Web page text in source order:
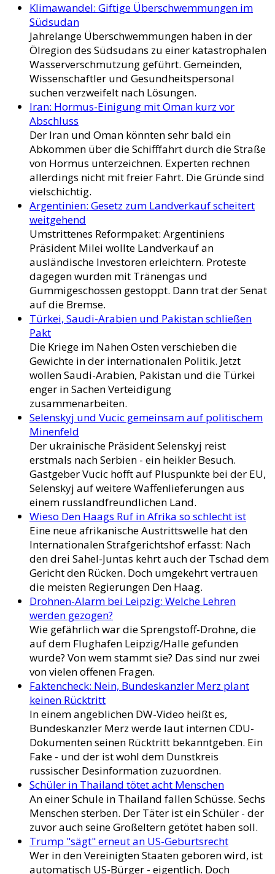
Klimawandel: Giftige Überschwemmungen im
Südsudan
Jahrelange Überschwemmungen haben in der
Ölregion des Südsudans zu einer katastrophalen
Wasserverschmutzung geführt. Gemeinden,
Wissenschaftler und Gesundheitspersonal
suchen verzweifelt nach Lösungen.
Iran: Hormus-Einigung mit Oman kurz vor
Abschluss
Der Iran und Oman könnten sehr bald ein
Abkommen über die Schifffahrt durch die Straße
von Hormus unterzeichnen. Experten rechnen
allerdings nicht mit freier Fahrt. Die Gründe sind
vielschichtig.
Argentinien: Gesetz zum Landverkauf scheitert
weitgehend
Umstrittenes Reformpaket: Argentiniens
Präsident Milei wollte Landverkauf an
ausländische Investoren erleichtern. Proteste
dagegen wurden mit Tränengas und
Gummigeschossen gestoppt. Dann trat der Senat
auf die Bremse.
Türkei, Saudi-Arabien und Pakistan schließen
Pakt
Die Kriege im Nahen Osten verschieben die
Gewichte in der internationalen Politik. Jetzt
wollen Saudi-Arabien, Pakistan und die Türkei
enger in Sachen Verteidigung
zusammenarbeiten.
Selenskyj und Vucic gemeinsam auf politischem
Minenfeld
Der ukrainische Präsident Selenskyj reist
erstmals nach Serbien - ein heikler Besuch.
Gastgeber Vucic hofft auf Pluspunkte bei der EU,
Selenskyj auf weitere Waffenlieferungen aus
einem russlandfreundlichen Land.
Wieso Den Haags Ruf in Afrika so schlecht ist
Eine neue afrikanische Austrittswelle hat den
Internationalen Strafgerichtshof erfasst: Nach
den drei Sahel-Juntas kehrt auch der Tschad dem
Gericht den Rücken. Doch umgekehrt vertrauen
die meisten Regierungen Den Haag.
Drohnen-Alarm bei Leipzig: Welche Lehren
werden gezogen?
Wie gefährlich war die Sprengstoff-Drohne, die
auf dem Flughafen Leipzig/Halle gefunden
wurde? Von wem stammt sie? Das sind nur zwei
von vielen offenen Fragen.
Faktencheck: Nein, Bundeskanzler Merz plant
keinen Rücktritt
In einem angeblichen DW-Video heißt es,
Bundeskanzler Merz werde laut internen CDU-
Dokumenten seinen Rücktritt bekanntgeben. Ein
Fake - und der ist wohl dem Dunstkreis
russischer Desinformation zuzuordnen.
Schüler in Thailand tötet acht Menschen
An einer Schule in Thailand fallen Schüsse. Sechs
Menschen sterben. Der Täter ist ein Schüler - der
zuvor auch seine Großeltern getötet haben soll.
Trump "sägt" erneut an US-Geburtsrecht
Wer in den Vereinigten Staaten geboren wird, ist
automatisch US-Bürger - eigentlich. Doch